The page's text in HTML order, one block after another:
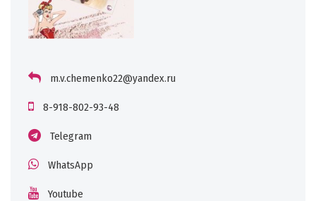
m.v.chemenko22@yandex.ru
8-918-802-93-48
Telegram
WhatsApp
Youtube